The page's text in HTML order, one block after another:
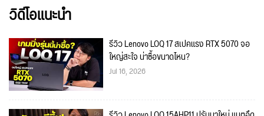
วิดีโอแนะนำ
รีวิว Lenovo LOQ 17 สเปคแรง RTX 5070 จอ
ใหญ่สะใจ น่าซื้อขนาดไหน?
Jul 16, 2026